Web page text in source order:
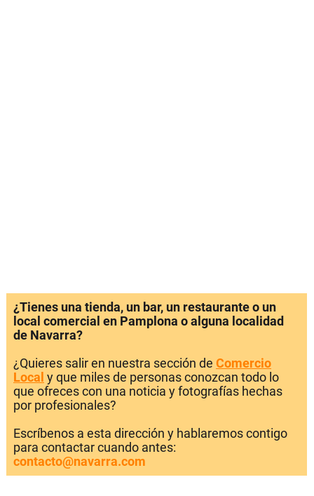
¿Tienes una tienda, un bar, un restaurante o un
local comercial en Pamplona o alguna localidad
de Navarra?
¿Quieres salir en nuestra sección de Comercio
Local y que miles de personas conozcan todo lo
que ofreces con una noticia y fotografías hechas
por profesionales?
Escríbenos a esta dirección y hablaremos contigo
para contactar cuando antes:
contacto@navarra.com